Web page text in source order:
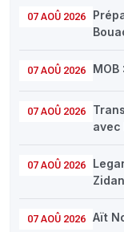
07 AOÛ 2026
07 AOÛ 2026
07 AOÛ 2026
avec
07 AOÛ 2026
07 AOÛ 2026 Aït